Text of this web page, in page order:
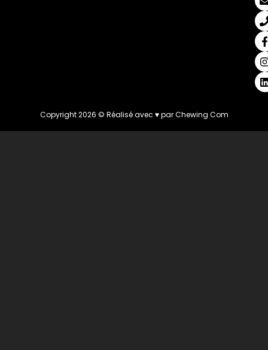
Copyright 2026 © Réalisé avec ♥ parChewing Com